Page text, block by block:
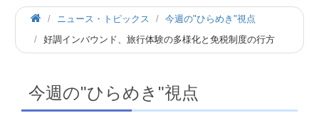
ホ
ー
ニュース・トピックス
今週の"ひらめき"視点
好調インバウンド、旅行体験の多様化と免税制度の行方
今週の"ひらめき"視点